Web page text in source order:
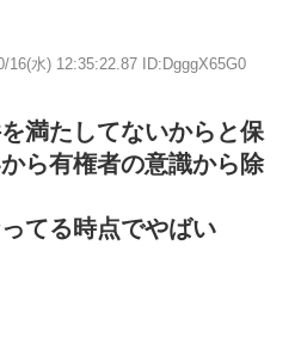
16(水) 12:35:22.87 ID:DgggX65G0
満たしてないからと保
ら有権者の意識から除
てる時点でやばい